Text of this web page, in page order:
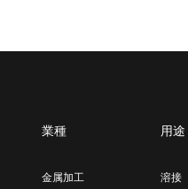
業種
金属加工
用途
溶接